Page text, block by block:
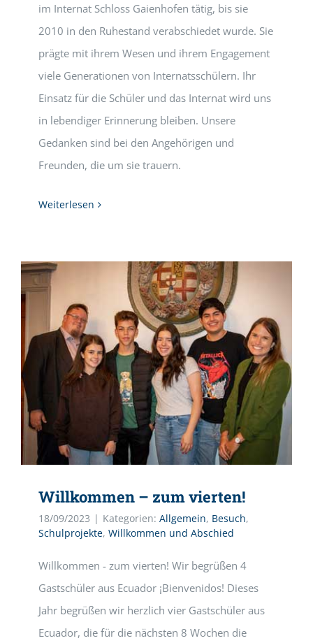
im Internat Schloss Gaienhofen tätig, bis sie
2010 in den Ruhestand verabschiedet wurde. Sie
prägte mit ihrem Wesen und ihrem Engagement
viele Generationen von Internatsschülern. Ihr
Einsatz für die Schüler und das Internat wird uns
in lebendiger Erinnerung bleiben. Unsere
Gedanken sind bei den Angehörigen und
Freunden, die um sie trauern.
Weiterlesen
Willkommen – zum vierten!
18/09/2023 | Kategorien: Allgemein, Besuch,
Schulprojekte, Willkommen und Abschied
Willkommen - zum vierten! Wir begrüßen 4
Gastschüler aus Ecuador ¡Bienvenidos! Dieses
Jahr begrüßen wir herzlich vier Gastschüler aus
Ecuador, die für die nächsten 8 Wochen die